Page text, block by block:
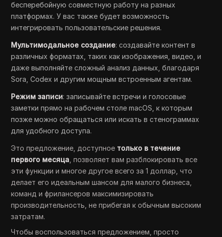
бесперебойную совместную работу на разных
платформах. У вас также будет возможность
интегрировать пользовательские решения.
Мультимодальное создание: создавайте контент в
различных форматах, таких как изображения, видео, и
даже выполняйте сложный анализ данных, благодаря
Sora, Codex и другим мощным встроенным агентам.
Режим записи: записывайте встречи и голосовые
заметки прямо на рабочем столе macOS, к которым
позже можно обращаться или искать в стенограммах
для удобного доступа.
Это предложение, доступное только в течение
первого месяца , позволяет вам разблокировать все
эти функции и многое другое всего за 1 доллар, что
делает его идеальным шансом для малого бизнеса,
команд и фрилансеров максимизировать
производительность, не прибегая к обычным высоким
затратам.
Чтобы воспользоваться предложением, просто